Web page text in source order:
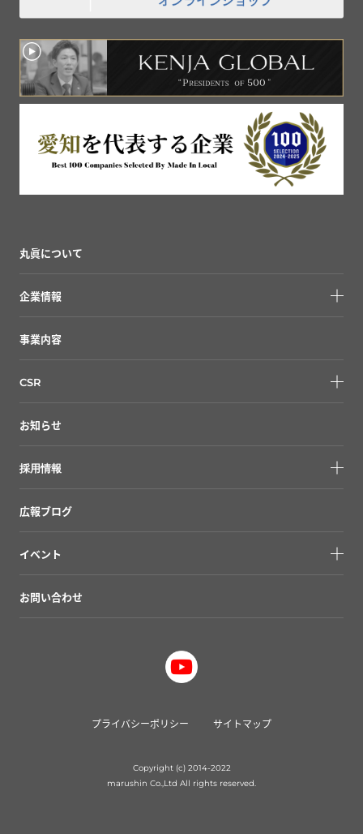
丸眞について
企業情報
事業内容
CSR
お知らせ
採用情報
広報ブログ
イベント
お問い合わせ
プライバシーポリシー サイトマップ
Copyright (c) 2014-2022
marushin Co.,Ltd All rights reserved.